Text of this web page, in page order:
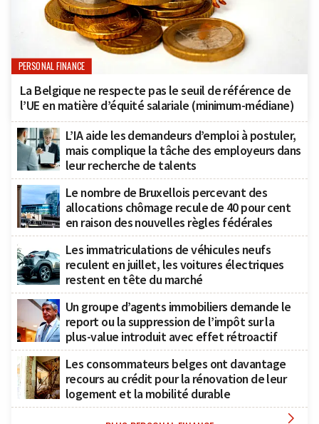
PERSONAL FINANCE
La Belgique ne respecte pas le seuil de référence de
l’UE en matière d’équité salariale (minimum-médiane)
L’IA aide les demandeurs d’emploi à postuler,
mais complique la tâche des employeurs dans
leur recherche de talents
Le nombre de Bruxellois percevant des
allocations chômage recule de 40 pour cent
en raison des nouvelles règles fédérales
Les immatriculations de véhicules neufs
reculent en juillet, les voitures électriques
restent en tête du marché
Un groupe d’agents immobiliers demande le
report ou la suppression de l’impôt sur la
plus-value introduit avec effet rétroactif
Les consommateurs belges ont davantage
recours au crédit pour la rénovation de leur
logement et la mobilité durable
